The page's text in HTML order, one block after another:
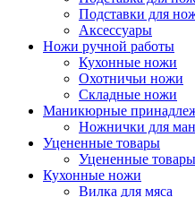
Подставки для
Аксессуары
Ножи ручной работы
Кухонные ножи
Охотничьи ножи
Складные ножи
Маникюрные
Ножнички для
Уцененные товары
Уцененные товары
Кухонные ножи
Вилка для мяса